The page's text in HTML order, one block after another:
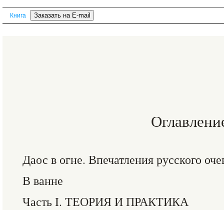
Книга
Даос в огне. Впечатления русского
В ванне
Часть I. ТЕОРИЯ И ПРАКТИКА